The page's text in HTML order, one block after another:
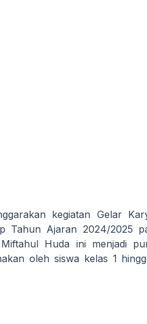
kegiatan Gelar
Tahun Ajaran 2024/2025
Huda ini menjadi
oleh siswa kelas 1